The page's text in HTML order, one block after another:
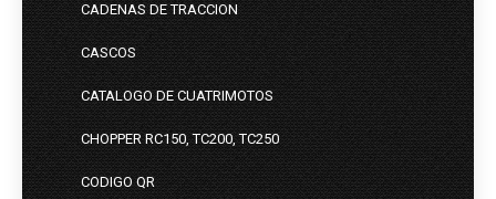
CADENAS DE TRACCION
CASCOS
CATALOGO DE CUATRIMOTOS
CHOPPER RC150, TC200, TC250
CODIGO QR